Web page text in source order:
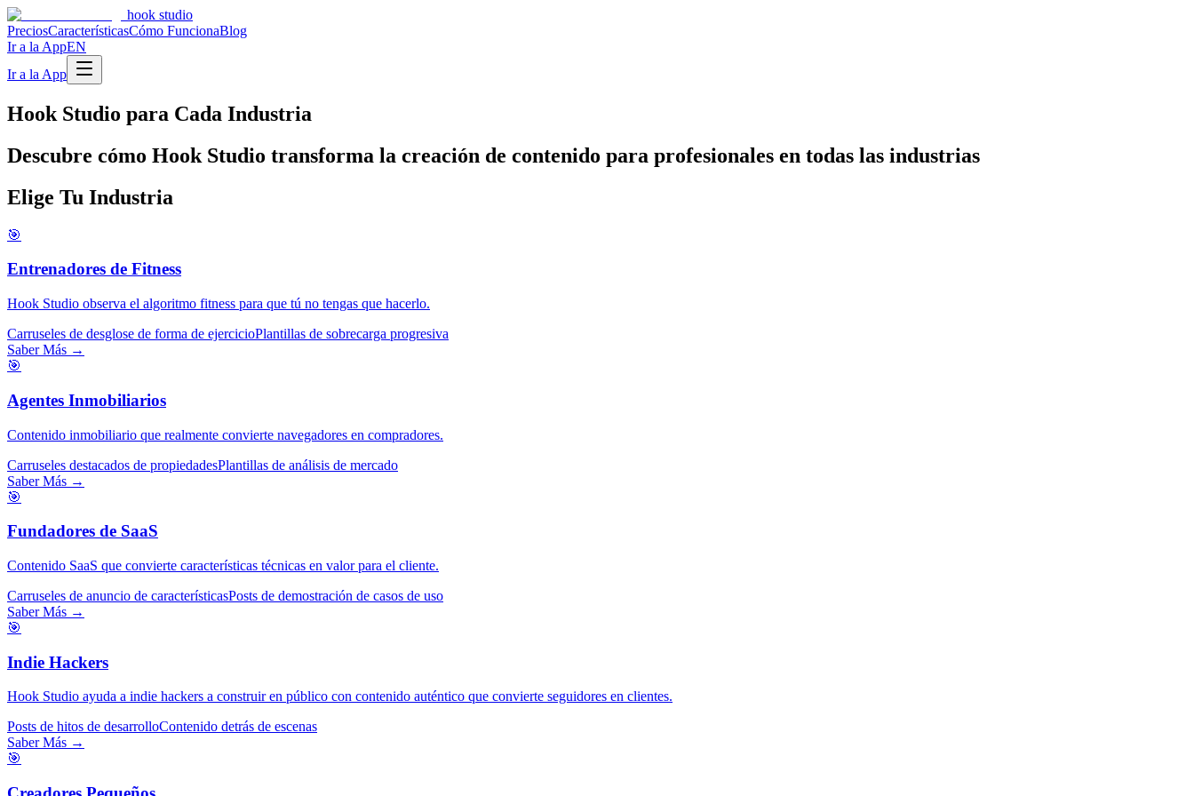
hook studio
PreciosCaracterísticasCómo FuncionaBlog
Ir a la AppEN
Ir a la App
Hook Studio para Cada Industria
Descubre cómo Hook Studio transforma la creación de contenido para profesionales en todas las industrias
Elige Tu Industria
🎯
Entrenadores de Fitness
Hook Studio observa el algoritmo fitness para que tú no tengas que hacerlo.
Carruseles de desglose de forma de ejercicioPlantillas de sobrecarga progresiva
Saber Más →
🎯
Agentes Inmobiliarios
Contenido inmobiliario que realmente convierte navegadores en compradores.
Carruseles destacados de propiedadesPlantillas de análisis de mercado
Saber Más →
🎯
Fundadores de SaaS
Contenido SaaS que convierte características técnicas en valor para el cliente.
Carruseles de anuncio de característicasPosts de demostración de casos de uso
Saber Más →
🎯
Indie Hackers
Hook Studio ayuda a indie hackers a construir en público con contenido auténtico que convierte seguidores en clientes.
Posts de hitos de desarrolloContenido detrás de escenas
Saber Más →
🎯